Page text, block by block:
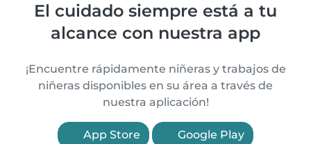
El cuidado siempre está a tu
alcance con nuestra app
¡Encuentre rápidamente niñeras y trabajos de
niñeras disponibles en su área a través de
nuestra aplicación!
App Store Google Play